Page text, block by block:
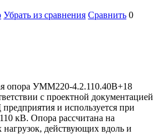
Убрать из сравнения Сравнить 0
опора УММ220-4.2.110.40В+18
с проектной документацией
и используется при
кВ. Опора рассчитана на
нагрузок, действующих вдоль и